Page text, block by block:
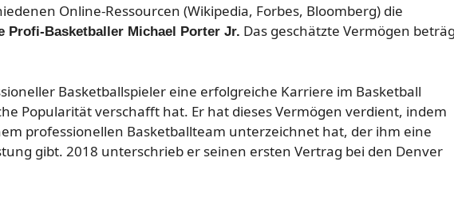
Online-Ressourcen (Wikipedia, Forbes, Bloomberg) die
Profi-Basketballer Michael Porter Jr. Das geschätzte Vermögen
Basketballspieler eine erfolgreiche Karriere im Basketball
Popularität verschafft hat. Er hat dieses Vermögen verdient, indem
professionellen Basketballteam unterzeichnet hat, der ihm eine
gibt. 2018 unterschrieb er seinen ersten Vertrag bei den Denver